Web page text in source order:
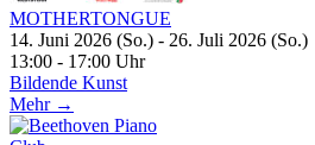
MOTHERTONGUE
14. Juni 2026 (So.) - 26. Juli 2026 (So.)
13:00 - 17:00 Uhr
Bildende Kunst
Mehr →